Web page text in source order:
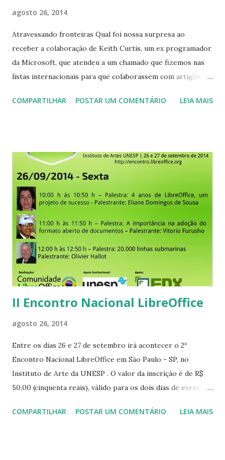
agosto 26, 2014
Atravessando fronteiras Qual foi nossa surpresa ao
receber a colaboração de Keith Curtis, um ex programador
da Microsoft, que atendeu a um chamado que fizemos nas
listas internacionais para que colaborassem com artigos
descreve sua colaboração para o código do LibreOffice.
diferenças. E a cada nova edição, vamos descobrindo coisas
muito interessantes sobre a utilização do LibreOffice nas
empresas. O interesse em comunicar, ao quatro ventos,
também é crescente. Houve um tempo em que isso era dito
em voz baixa. Hoje isso soa em terra, no ar e ao mar. Um
exemplo é a EMGEPRON – empresa pública vinculada ao
Ministério da Defesa. Usa o LibreOffice, bem como, criou
extensões necessárias para utilização em seus documentos.
Prova que o LibreOffice adequa-se a todas as n...
COMPARTILHAR POSTAR UM COMENTÁRIO LEIA MAIS
II Encontro Nacional LibreOffice
agosto 26, 2014
Entre os dias 26 e 27 de setembro irá acontecer o 2ª
Encontro Nacional LibreOffice em São Paulo - SP, no
Instituto de Arte da UNESP . O valor da inscrição é de R$
50,00 (cinquenta reais), válido para os dois dias de evento, e
http://encontro.libreoffice.org/inscricao Veja abaixo a
COMPARTILHAR POSTAR UM COMENTÁRIO LEIA MAIS